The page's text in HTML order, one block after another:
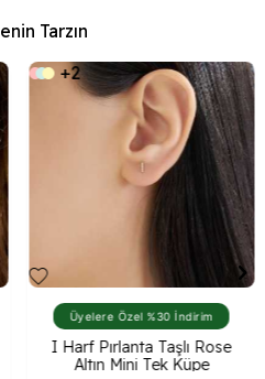
Tarzın
+2
Üyelere Özel %30 İndirim
I Harf Pırlanta Taşlı Rose
Altın Mini Tek Küpe